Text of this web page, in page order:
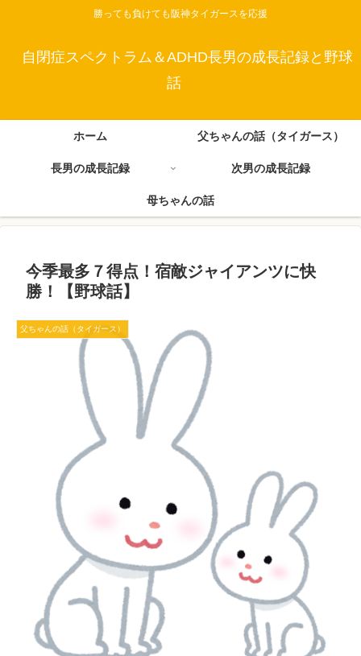
勝っても負けても阪神タイガースを応援
自閉症スペクトラム＆ADHD長男の成長記録と野球
話
ホーム 父ちゃんの話（タイガース）
長男の成長記録 次男の成長記録
母ちゃんの話
今季最多７得点！宿敵ジャイアンツに快
勝！【野球話】
父ちゃんの話（タイガース）